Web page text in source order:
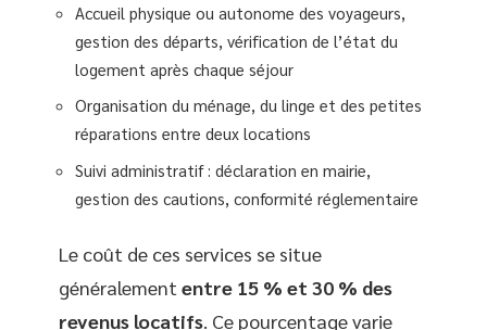
Accueil physique ou autonome des voyageurs,
gestion des départs, vérification de l’état du
logement après chaque séjour
Organisation du ménage, du linge et des petites
réparations entre deux locations
Suivi administratif : déclaration en mairie,
gestion des cautions, conformité réglementaire
Le coût de ces services se situe
généralement entre 15 % et 30 % des
revenus locatifs. Ce pourcentage varie